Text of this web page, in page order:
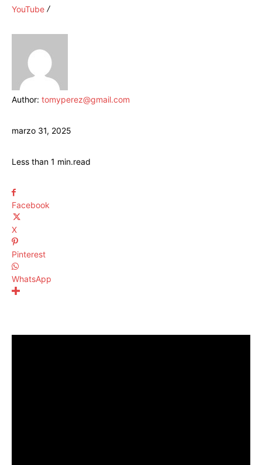
YouTube
Author: tomyperez@gmail.com
marzo 31, 2025
Less than 1 min.read
Facebook
X
Pinterest
WhatsApp